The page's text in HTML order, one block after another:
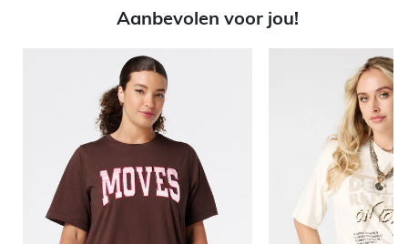
Aanbevolen voor jou!